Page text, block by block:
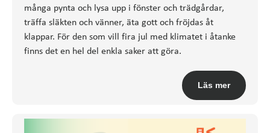
många pynta och lysa upp i fönster och trädgårdar,
träffa släkten och vänner, äta gott och fröjdas åt
klappar. För den som vill fira jul med klimatet i åtanke
finns det en hel del enkla saker att göra.
Läs mer